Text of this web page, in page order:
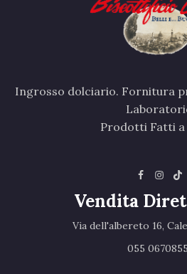
Ingrosso dolciario. Fornitura
Prodotti Fatti a
Vendita
Via dell'albereto 16,
055 0670855 ‎